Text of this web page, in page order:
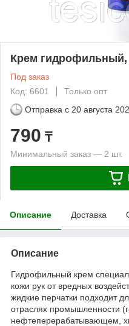
Крем гидрофильный,
Под заказ
Код: 6601
Только опт
Отправка с 20 августа
790 ₸
Минимальный заказ — 2 шт.
Описание Доставка
Описание
Гидрофильный крем
кожи рук от вредных
жидкие перчатки подходит
отраслях промышленности
нефтеперерабатывающем,